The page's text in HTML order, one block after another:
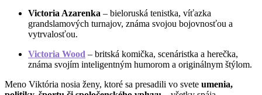
Victoria Azarenka – bieloruská tenistka, víťazka
grandslamových turnajov, známa svojou bojovnosťou a
vytrvalosťou.
Victoria Wood – britská komička, scenáristka a herečka,
známa svojím inteligentným humorom a originálnym štýlom.
Meno Viktória nosia ženy, ktoré sa presadili vo svete umenia,